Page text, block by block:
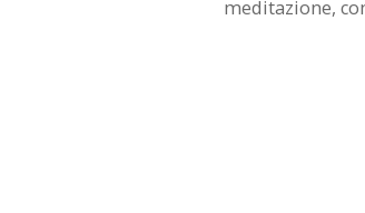
meditazione,